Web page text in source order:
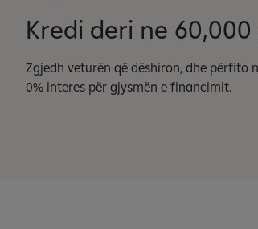
Kredi deri ne 60,000
Zgjedh veturën që dëshiron, dhe përfito
0% interes për gjysmën e financimit.